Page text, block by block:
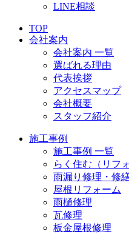
LINE相談
TOP
会社案内
会社案内 一覧
選ばれる理由
代表挨拶
アクセスマップ
会社概要
スタッフ紹介
施工事例
施工事例 一覧
らく住む（リフ
雨漏り修理・修
屋根リフォーム
雨樋修理
瓦修理
板金屋根修理